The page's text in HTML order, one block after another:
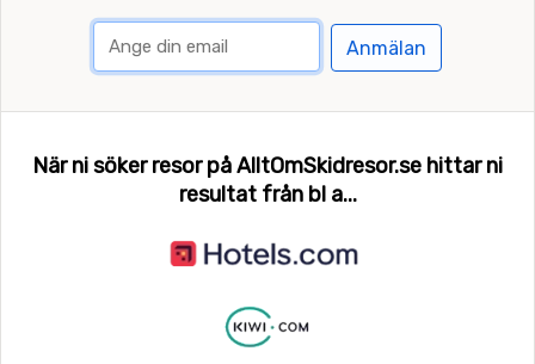
Anmälan
När ni söker resor på AlltOmSkidresor.se hittar ni
resultat från bl a...